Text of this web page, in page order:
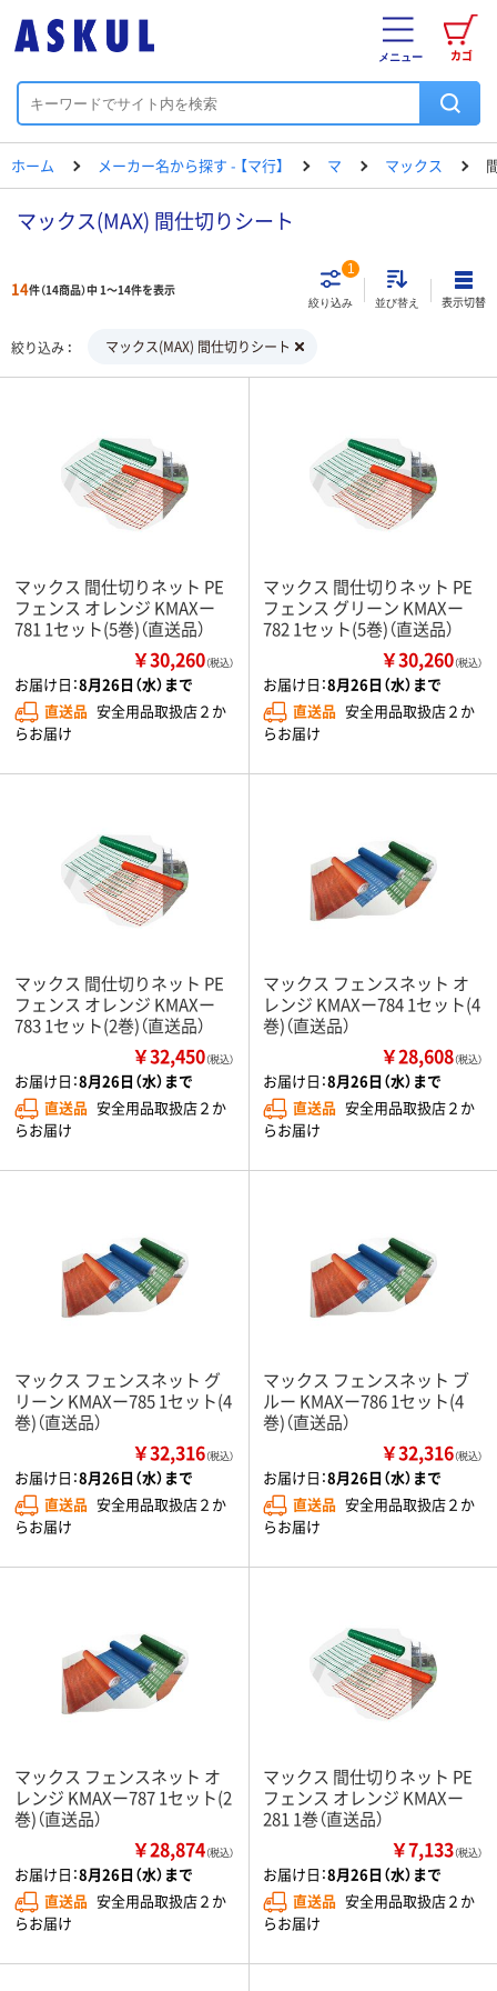
カゴ
メニュー
ホーム メーカー名から探す - 【マ行】 マ マックス
マックス(MAX) 間仕切りシート
14件（14商品）中 1～14件を表示
絞り込み
1
並び替え 表示切替
絞り込み マックス(MAX) 間仕切りシート
マックス 間仕切りネット PE
フェンス オレンジ KMAXー
781 1セット(5巻)（直送品）
￥30,260（税込）
お届け日：8月26日（水）まで
直送品 安全用品取扱店２か
らお届け
マックス 間仕切りネット PE
フェンス グリーン KMAXー
782 1セット(5巻)（直送品）
￥30,260（税込）
お届け日：8月26日（水）まで
直送品 安全用品取扱店２か
らお届け
マックス 間仕切りネット PE
フェンス オレンジ KMAXー
783 1セット(2巻)（直送品）
￥32,450（税込）
お届け日：8月26日（水）まで
直送品 安全用品取扱店２か
らお届け
マックス フェンスネット オ
レンジ KMAXー784 1セット(4
巻)（直送品）
￥28,608（税込）
お届け日：8月26日（水）まで
直送品 安全用品取扱店２か
らお届け
マックス フェンスネット グ
リーン KMAXー785 1セット(4
巻)（直送品）
￥32,316（税込）
お届け日：8月26日（水）まで
直送品 安全用品取扱店２か
らお届け
マックス フェンスネット ブ
ルー KMAXー786 1セット(4
巻)（直送品）
￥32,316（税込）
お届け日：8月26日（水）まで
直送品 安全用品取扱店２か
らお届け
マックス フェンスネット オ
レンジ KMAXー787 1セット(2
巻)（直送品）
￥28,874（税込）
お届け日：8月26日（水）まで
直送品 安全用品取扱店２か
らお届け
マックス 間仕切りネット PE
フェンス オレンジ KMAXー
281 1巻（直送品）
￥7,133（税込）
お届け日：8月26日（水）まで
直送品 安全用品取扱店２か
らお届け